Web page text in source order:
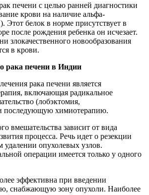
печени с целью ранней диагностики
крови на наличие альфа-
белок в норме присутствует в
после рождения ребенка он исчезает.
злокачественного новообразования
в крови.
рака печени в Индии
рака печени является
включающая радикальное
(лобэктомия,
последующую химиотерапию.
вмешательства зависит от вида
процесса. Речь идет о резекции
опухолевых узлов.
операции имеется только у одного
эффективна при введении
снабжающую зону опухоли. Наиболее